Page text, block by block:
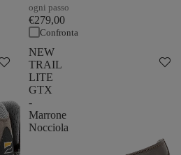
ogni passo
€279,00
Confronta
NEW
TRAIL
LITE
GTX
-
Marrone
Nocciola